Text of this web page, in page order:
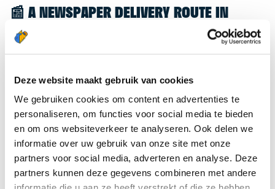
Deze website maakt gebruik van cookies
We gebruiken cookies om content en advertenties te
personaliseren, om functies voor social media te bieden
en om ons websiteverkeer te analyseren. Ook delen we
informatie over uw gebruik van onze site met onze
partners voor social media, adverteren en analyse. Deze
partners kunnen deze gegevens combineren met andere
📰 A NEWSPAPER DELIVERY ROUTE IN
SCHUINESLOOT
Great to see you're interested in a newspaper
further, we’d like to refer you to the
krantenbezorgen.nl website. There, you can easily
sign up to deliver newspapers in Schuinesloot.
We hope you can get started soon and wish you
the best of luck! 🚴‍♂️💨